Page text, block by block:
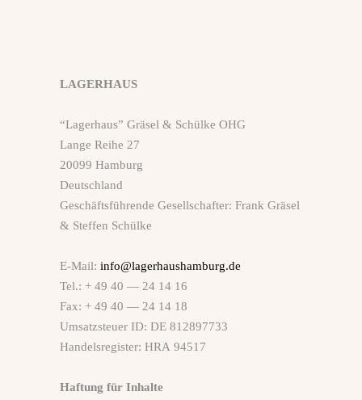
LAGERHAUS
“Lagerhaus” Gräsel & Schülke OHG
Lange Reihe 27
20099 Hamburg
Deutschland
Geschäftsführende Gesellschafter: Frank Gräsel
& Steffen Schülke
E‑Mail: info@lagerhaushamburg.de
Tel.: + 49 40 — 24 14 16
Fax: + 49 40 — 24 14 18
Umsatzsteuer ID: DE 812897733
Handelsregister: HRA 94517
Haftung für Inhalte